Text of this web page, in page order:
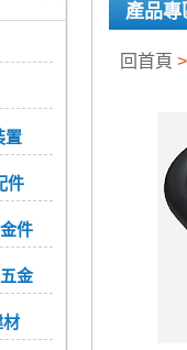
置
件
件
金
產品專
回首頁 >